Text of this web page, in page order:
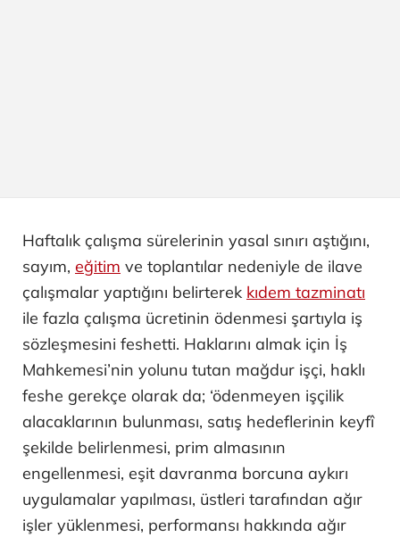
Haftalık çalışma sürelerinin yasal sınırı aştığını,
sayım, eğitim ve toplantılar nedeniyle de ilave
çalışmalar yaptığını belirterek kıdem tazminatı
ile fazla çalışma ücretinin ödenmesi şartıyla iş
sözleşmesini feshetti. Haklarını almak için İş
Mahkemesi’nin yolunu tutan mağdur işçi, haklı
feshe gerekçe olarak da; ‘ödenmeyen işçilik
alacaklarının bulunması, satış hedeflerinin keyfî
şekilde belirlenmesi, prim almasının
engellenmesi, eşit davranma borcuna aykırı
uygulamalar yapılması, üstleri tarafından ağır
işler yüklenmesi, performansı hakkında ağır